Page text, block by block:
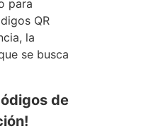
para
QR
la
se busca
de